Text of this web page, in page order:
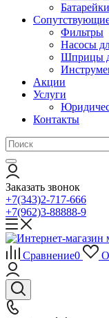
Фильтры
Насосы
Шприцы
Акции
Услуги
Контакты
Заказать звонок
+7(343)2-717-666
+7(962)3-88888-9
Сравнение0